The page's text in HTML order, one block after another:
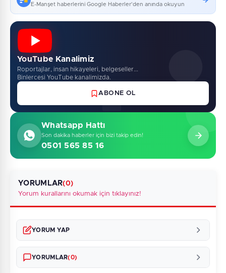
E-Manşet haberlerini Google Haberler'den anında okuyun
YouTube Kanalimiz
Roportajlar, insan hikayeleri, belgeseller...
Binlercesi YouTube kanalimizda.
ABONE OL
Whatsapp Hattı
Son dakika haberler için bizi takip edin!
0501 565 85 16
YORUMLAR(0)
Yorum kurallarını okumak için tıklayınız!
YORUM YAP
YORUMLAR(0)